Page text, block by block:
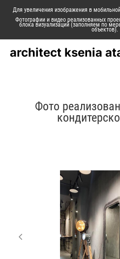
Для увеличения изображения в
Фотографии и видео реализованных
блока визуализаций (заполняем по
объектов).
architect ksenia
Фото